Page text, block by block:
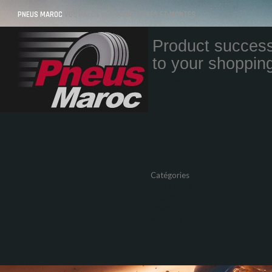
PNEUS MAROC VOS PNEUS AU MAROC LIVRÉS ET MONTÉS
Product
to your
Catégories